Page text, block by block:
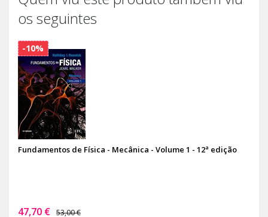
os seguintes
Fundamentos de Física - Mecânica - Volume 1 - 12ª edição
47,70 € 53,00 €
-10%